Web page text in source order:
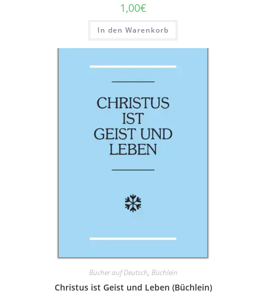
1,00€
In den Warenkorb
Bücher auf Deutsch, Büchlein
Christus ist Geist und Leben (Büchlein)